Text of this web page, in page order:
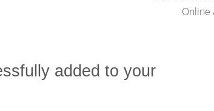
Online
added to your